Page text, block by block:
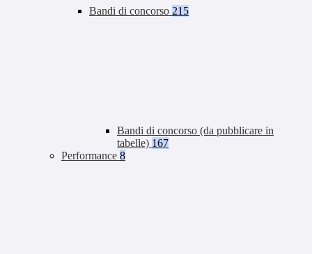
Bandi di concorso 215
Bandi di concorso (da pubblicare in
tabelle) 167
Performance 8